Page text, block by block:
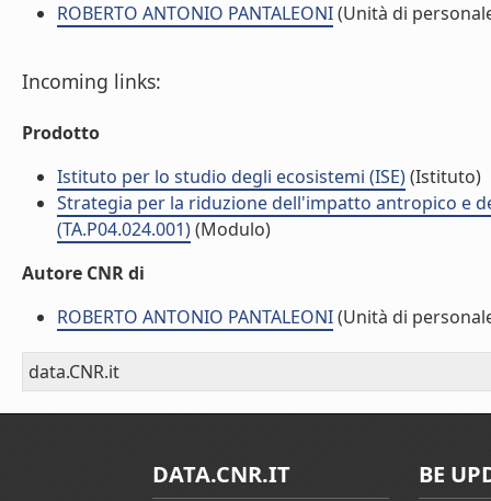
ROBERTO ANTONIO PANTALEONI(Unità di
Incoming links:
Prodotto
Istituto per lo studio degli ecosistemi (ISE)(Istituto)
Strategia per la riduzione dell'impatto antropico e
(TA.P04.024.001)(Modulo)
Autore CNR di
ROBERTO ANTONIO PANTALEONI(Unità di
data.CNR.it
DATA.CNR.IT BE